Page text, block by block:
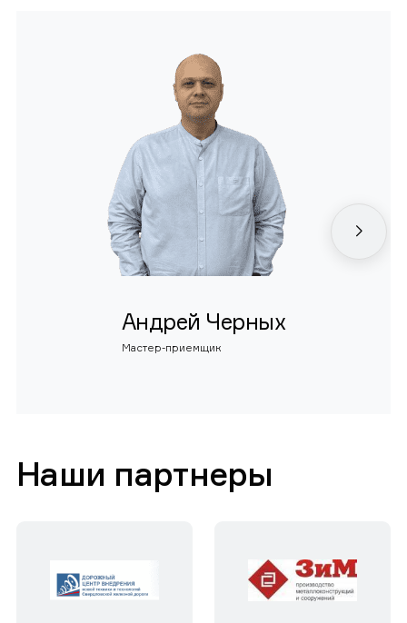
Андрей Черных
Мастер-приемщик
Наши партнеры